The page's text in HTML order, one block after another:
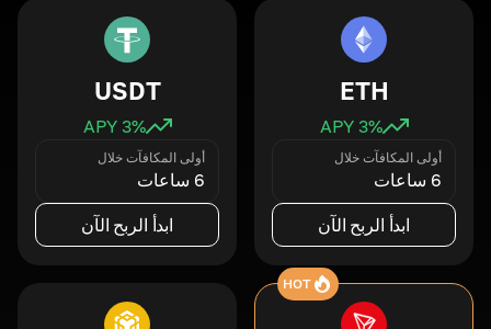
ETH
3% APY
أولى المكافآت خلال
6 ساعات
ابدأ الربح الآن
USDT
3% APY
أولى المكافآت خلال
6 ساعات
ابدأ الربح الآن
HOT